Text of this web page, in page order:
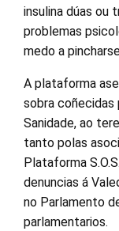
insulina dúas ou
problemas
medo a
A plataforma
sobra coñecidas
Sanidade, ao
tanto polas
Plataforma
denuncias á
no Parlamento
parlamentarios.